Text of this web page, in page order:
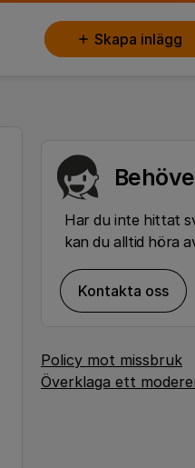
Skapa inlägg
Har du inte hittat
kan du alltid höra
Kontakta oss
Policy mot missbruk
Överklaga ett